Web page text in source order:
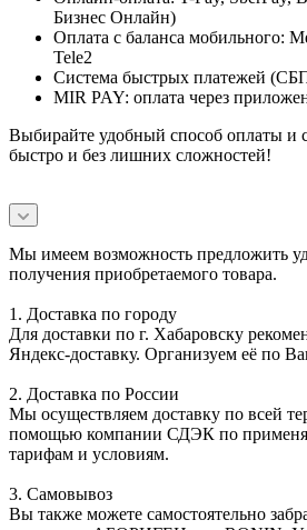
Бизнес Онлайн)
Оплата с баланса мобильного:
Tele2
Система быстрых платежей
MIR PAY: оплата через
Выбирайте удобный способ оплаты и
быстро и без лишних сложностей!
Мы имеем возможность предложить
получения приобретаемого товара.
1. Доставка по городу
Для доставки по г. Хабаровску
Яндекс-доставку. Организуем её по
2. Доставка по России
Мы осуществляем доставку по всей
помощью компании СДЭК по
тарифам и условиям.
3. Самовывоз
Вы также можете самостоятельно